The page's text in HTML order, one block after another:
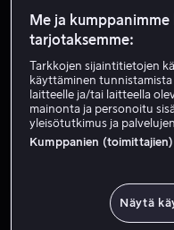
Me ja
tarjotaksemme:
Tarkkojen sijaintitietojen
käyttäminen
laitteelle ja/tai laitteella
mainonta ja personoitu
yleisötutkimus ja
Kumppanien
Näytä